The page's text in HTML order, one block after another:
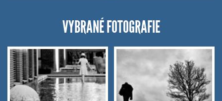
VYBRANÉ FOTOGRAFIE